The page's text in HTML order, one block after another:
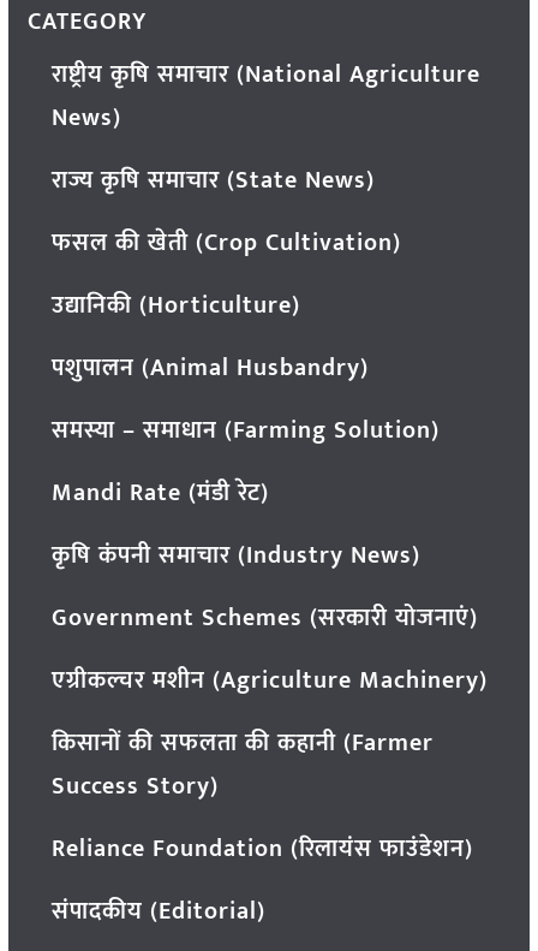
CATEGORY
राष्ट्रीय कृषि समाचार (National Agriculture
News)
राज्य कृषि समाचार (State News)
फसल की खेती (Crop Cultivation)
उद्यानिकी (Horticulture)
पशुपालन (Animal Husbandry)
समस्या – समाधान (Farming Solution)
Mandi Rate (मंडी रेट)
कृषि कंपनी समाचार (Industry News)
Government Schemes (सरकारी योजनाएं)
एग्रीकल्चर मशीन (Agriculture Machinery)
किसानों की सफलता की कहानी (Farmer
Success Story)
Reliance Foundation (रिलायंस फाउंडेशन)
संपादकीय (Editorial)